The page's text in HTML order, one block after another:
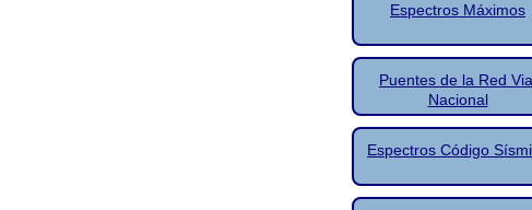
Espectros Máximos
Puentes de la Red
Nacional
Espectros Código